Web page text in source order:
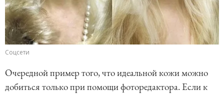
Соцсети
Очередной пример того, что идеальной кожи можно
добиться только при помощи фоторедактора. Если к